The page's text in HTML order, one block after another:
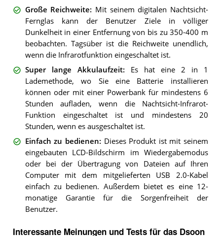
Große Reichweite: Mit seinem digitalen Nachtsicht-
Fernglas kann der Benutzer Ziele in völliger
Dunkelheit in einer Entfernung von bis zu 350-400 m
beobachten. Tagsüber ist die Reichweite unendlich,
wenn die Infrarotfunktion eingeschaltet ist.
Super lange Akkulaufzeit: Es hat eine 2 in 1
Lademethode, wo Sie eine Batterie installieren
können oder mit einer Powerbank für mindestens 6
Stunden aufladen, wenn die Nachtsicht-Infrarot-
Funktion eingeschaltet ist und mindestens 20
Stunden, wenn es ausgeschaltet ist.
Einfach zu bedienen: Dieses Produkt ist mit seinem
eingebauten LCD-Bildschirm im Wiedergabemodus
oder bei der Übertragung von Dateien auf Ihren
Computer mit dem mitgelieferten USB 2.0-Kabel
einfach zu bedienen. Außerdem bietet es eine 12-
monatige Garantie für die Sorgenfreiheit der
Benutzer.
Interessante Meinungen und Tests für das Dsoon